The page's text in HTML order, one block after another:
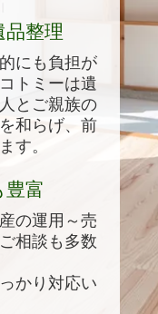
整理
にも負担が
トミーは遺
とご親族の
和らげ、前
す。
富
の運用～売
相談も多数
かり対応い